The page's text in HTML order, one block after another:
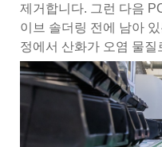
제거합니다. 그런 다음
이브 솔더링 전에 남아
정에서 산화가 오염 물